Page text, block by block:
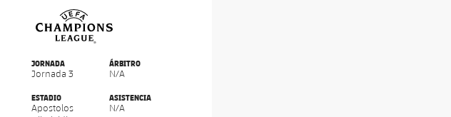
JORNADA
Jornada 3
ÁRBITRO
N/A
ESTADIO
Apostolos
ASISTENCIA
N/A